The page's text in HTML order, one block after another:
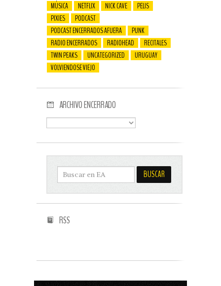
MÚSICA
NETFLIX NICK CAVE
PELIS
PIXIES
PODCAST
PODCAST ENCERRADOS AFUERA
PUNK
RADIO ENCERRADOS
RADIOHEAD
RECITALES
TWIN PEAKS
UNCATEGORIZED
URUGUAY
VOLVIENDOSE VIEJO
ARCHIVO ENCERRADO
RSS